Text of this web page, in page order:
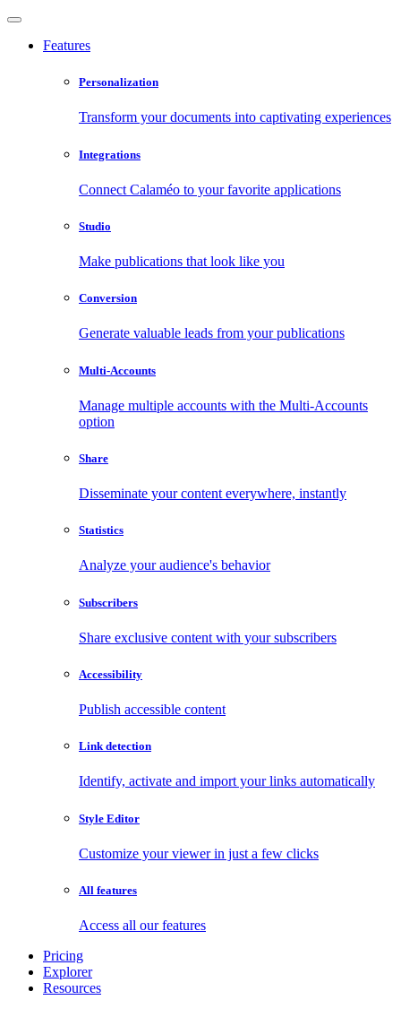
Features
Personalization
Transform your documents into captivating experiences
Integrations
Connect Calaméo to your favorite applications
Studio
Make publications that look like you
Conversion
Generate valuable leads from your publications
Multi-Accounts
Manage multiple accounts with the Multi-Accounts
option
Share
Disseminate your content everywhere, instantly
Statistics
Analyze your audience's behavior
Subscribers
Share exclusive content with your subscribers
Accessibility
Publish accessible content
Link detection
Identify, activate and import your links automatically
Style Editor
Customize your viewer in just a few clicks
All features
Access all our features
Pricing
Explorer
Resources